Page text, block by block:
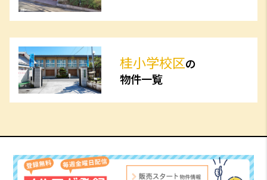
桂小学校区の
物件一覧